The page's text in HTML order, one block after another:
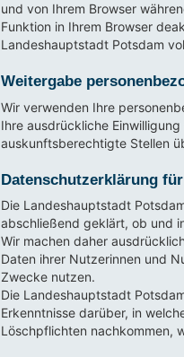
und von Ihrem Browser
Funktion in Ihrem Browser
Landeshauptstadt Potsdam
Weitergabe
Wir verwenden Ihre
Ihre ausdrückliche
auskunftsberechtigte Stellen
Datenschutzerklärung
Die Landeshauptstadt
abschließend geklärt, ob und
Wir machen daher
Daten ihrer Nutzerinnen und
Zwecke nutzen.
Die Landeshauptstadt
Erkenntnisse darüber, in
Löschpflichten nachkommen,